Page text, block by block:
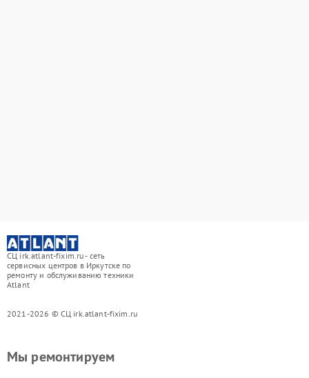
СЦ irk.atlant-fixim.ru - сеть
сервисных центров в Иркутске по
ремонту и обслуживанию техники
Atlant
2021-2026 © СЦ irk.atlant-fixim.ru
Мы ремонтируем